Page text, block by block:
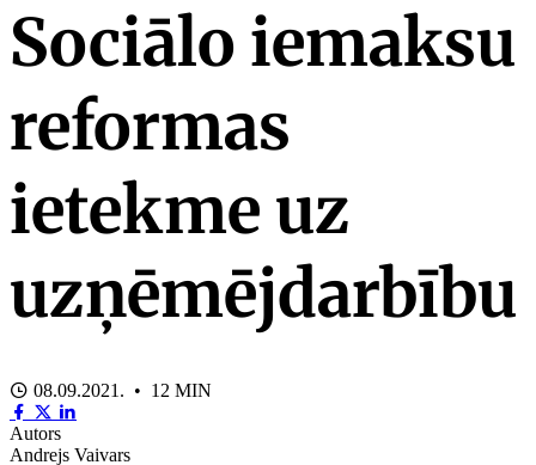
Sociālo iemaksu
reformas
ietekme uz
uzņēmējdarbību
08.09.2021. • 12 MIN
Autors
Andrejs Vaivars